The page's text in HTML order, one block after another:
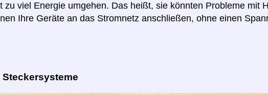
zu viel Energie umgehen. Das heißt, sie könnten Probleme mit
Ihre Geräte an das Stromnetz anschließen, ohne einen